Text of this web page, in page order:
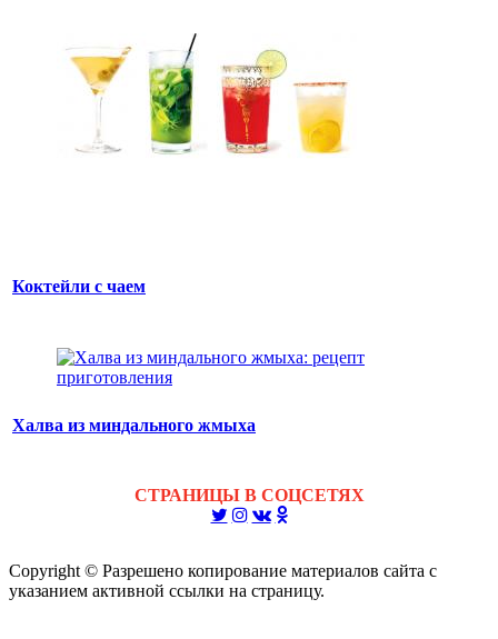
Коктейли с чаем
Халва из миндального жмыха
СТРАНИЦЫ В СОЦСЕТЯХ
Copyright © Разрешено копирование материалов сайта с
указанием активной ссылки на страницу.